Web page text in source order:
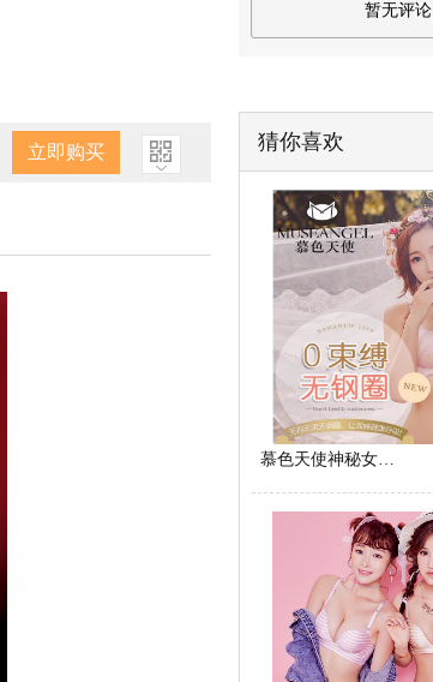
立即购买
暂无评论
猜你喜欢
慕色天使神秘女神性感蕾丝夏季薄无钢圈文胸小胸聚拢调整内衣套装